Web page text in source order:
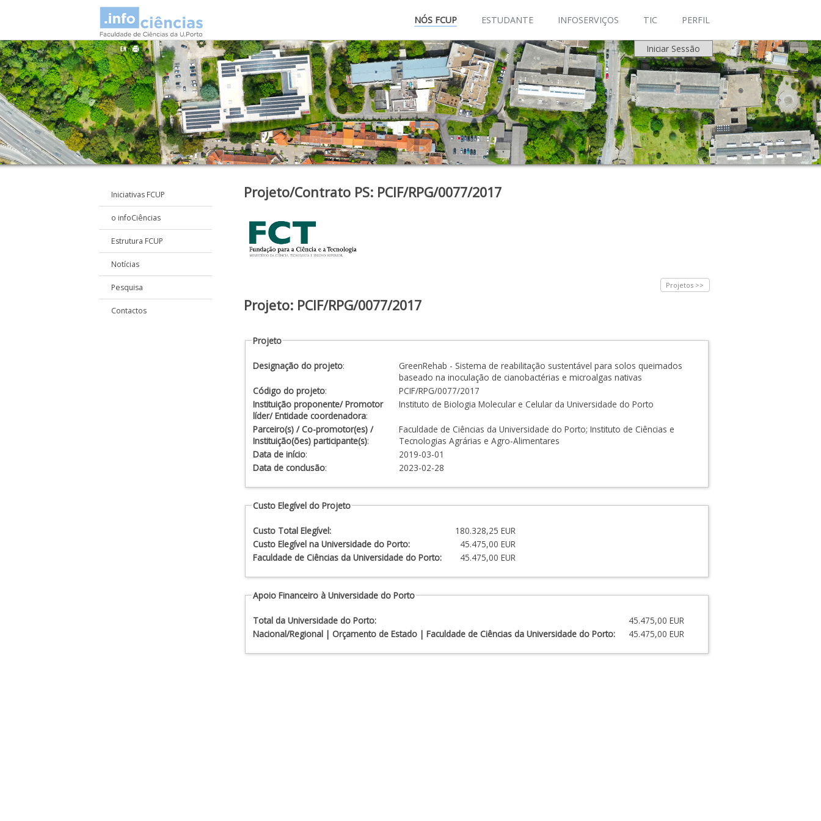
NÓS FCUP ESTUDANTE INFOSERVIÇOS TIC PERFIL
Iniciar Sessão
Iniciativas FCUP
o infoCiências
Estrutura FCUP
Notícias
Pesquisa
Contactos
Projeto/Contrato PS: PCIF/RPG/0077/2017
Projetos >>
Projeto: PCIF/RPG/0077/2017
Projeto
Designação do projeto:
GreenRehab - Sistema de reabilitação sustentável para solos queimados
baseado na inoculação de cianobactérias e microalgas nativas
Código do projeto:
PCIF/RPG/0077/2017
Instituição proponente/ Promotor
líder/ Entidade coordenadora:
Instituto de Biologia Molecular e Celular da Universidade do Porto
Parceiro(s) / Co-promotor(es) /
Instituição(ões) participante(s):
Faculdade de Ciências da Universidade do Porto; Instituto de Ciências e
Tecnologias Agrárias e Agro-Alimentares
Data de início:
2019-03-01
Data de conclusão: 2023-02-28
Custo Elegível do Projeto
Custo Total Elegível:
180.328,25 EUR
Custo Elegível na Universidade do Porto:
45.475,00 EUR
Faculdade de Ciências da Universidade do Porto:
45.475,00 EUR
Apoio Financeiro à Universidade do Porto
Total da Universidade do Porto:
45.475,00 EUR
Nacional/Regional | Orçamento de Estado | Faculdade de Ciências da Universidade do Porto:
45.475,00 EUR